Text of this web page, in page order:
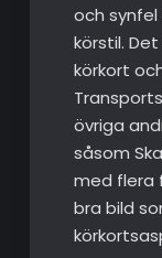
och
körstil.
körkort
övriga
såsom
med flera
bra bild